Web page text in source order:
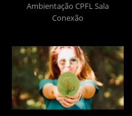
Ambientação CPFL Sala
Conexão